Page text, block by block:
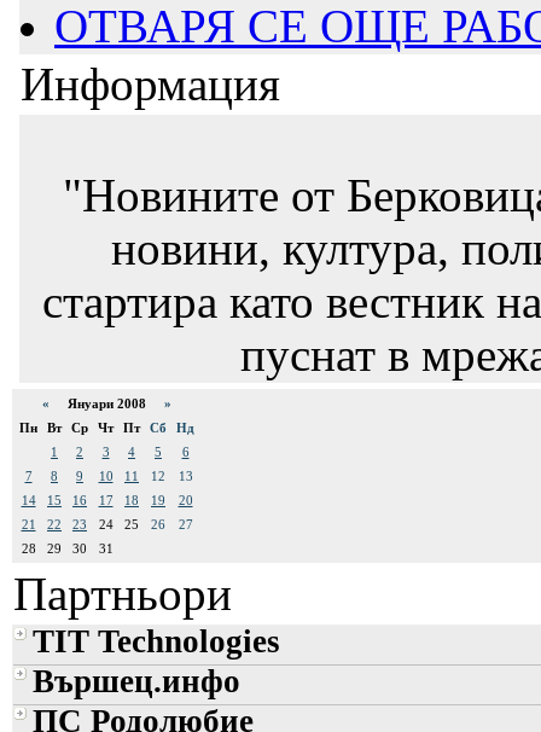
ОТВАРЯ СЕ ОЩЕ
Информация
"Новините от
новини, култура,
стартира като вестник
пуснат в
« Януари 2008 »
Пн
Вт Ср Чт Пт Сб
Нд
1
2 3 4 5
6
7
8 9 10 11 12
13
14
15 16 17 18 19
20
21
22 23 24 25 26
27
28
29 30 31
Партньори
TIT Technologies
Вършец.инфо
ПС Родолюбие